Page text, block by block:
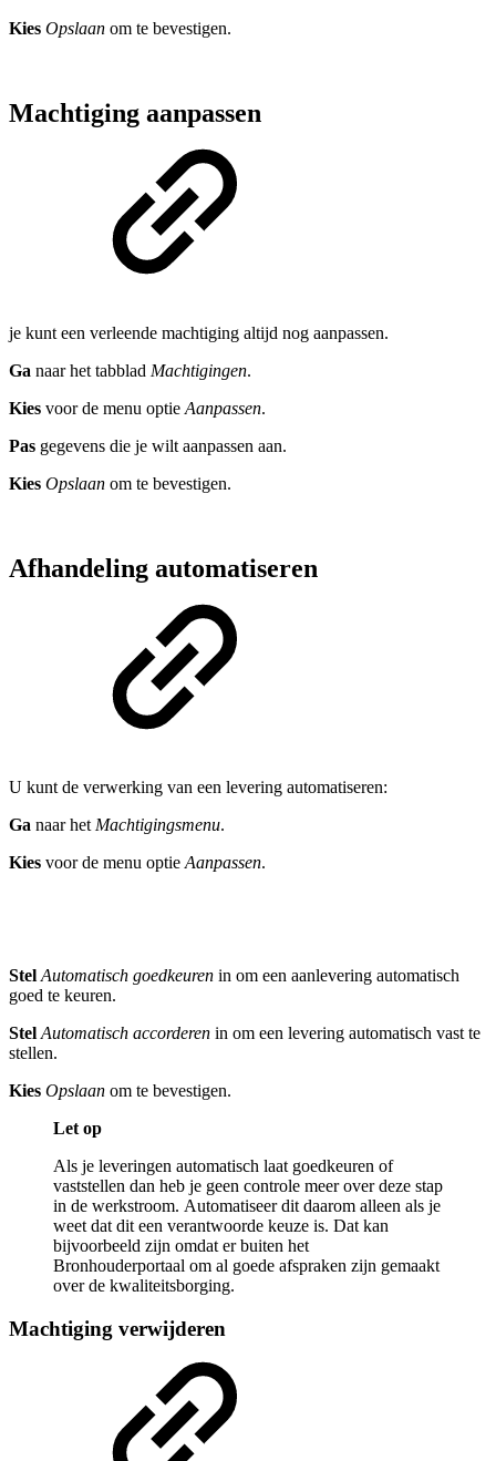
Kies Opslaan om te bevestigen.
Machtiging aanpassen
je kunt een verleende machtiging altijd nog aanpassen.
Ga naar het tabblad Machtigingen.
Kies voor de menu optie Aanpassen.
Pas gegevens die je wilt aanpassen aan.
Kies Opslaan om te bevestigen.
Afhandeling automatiseren
U kunt de verwerking van een levering automatiseren:
Ga naar hetMachtigingsmenu.
Kies voor de menu optieAanpassen.
Stel Automatisch goedkeuren in om een aanlevering automatisch
goed te keuren.
Stel Automatisch accorderen in om een levering automatisch vast te
stellen.
Kies Opslaan om te bevestigen.
Let op
Als je leveringen automatisch laat goedkeuren of
vaststellen dan heb je geen controle meer over deze stap
in de werkstroom. Automatiseer dit daarom alleen als je
weet dat dit een verantwoorde keuze is. Dat kan
bijvoorbeeld zijn omdat er buiten het
Bronhouderportaal om al goede afspraken zijn gemaakt
over de kwaliteitsborging.
Machtiging verwijderen